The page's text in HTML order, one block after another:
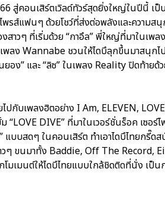
สู่คอนเสิร์ตเวิลด์ทัวร์สุดยิ่งใหญ่ในปีนี้ เป็
ส์แฟนๆ ด้วยโชว์ที่ส่งต่อพลังและความสนุก
งสาวๆ ที่เริ่มด้วย “กาอึล” พี่ใหญ่ที่มาในเพ
พลง Wannabe ชวนให้ไดบึลุกขึ้นมาสนุก
อง” และ “ลิซ” ในเพลง Reality ปิดท้ายด้
ไปกับเพลงฮิตอย่าง I Am, ELEVEN,
“LOVE DIVE” ที่มาในเวอร์ชั่นร็อค เซอร์
บบสดๆ ในคอนเสิร์ต ทำเอาไดบึไทยกรี๊ด
วๆ ขนมาทั้ง Baddie, Off The Record,
โมเมนต์ให้ไดบึไทยแบบใกล้ชิดติดที่นั่ง เป็น